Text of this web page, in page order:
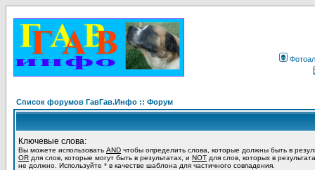
Список форумов ГавГав.Инфо :: Форум
Ключевые слова:
Вы можете использовать AND чтобы определить слова, которые должны быть в
OR для слов, которые могут быть в результатах, и NOT для слов, которых в
не должно. Используйте * в качестве шаблона для частичного совпадения.